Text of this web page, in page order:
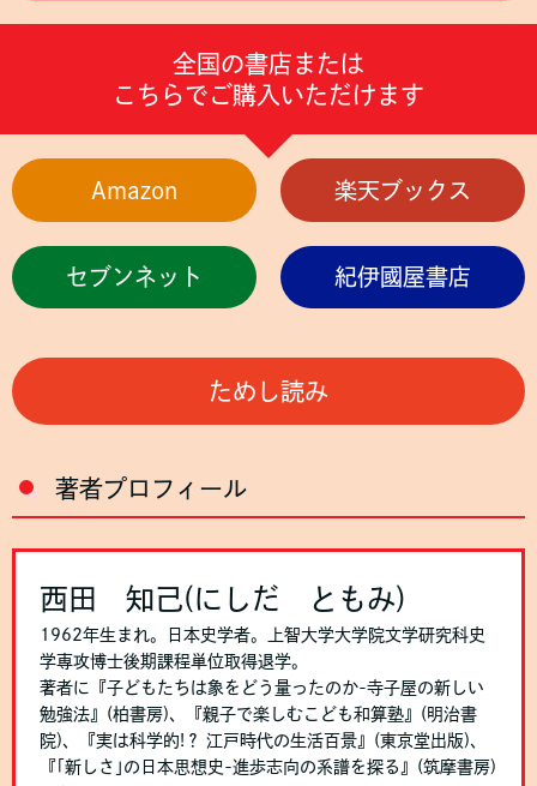
全国の書店または
こちらでご購入いただけます
Amazon 楽天ブックス
セブンネット 紀伊國屋書店
ためし読み
著者プロフィール
西田 知己(にしだ ともみ)
1962年生まれ。日本史学者。上智大学大学院文学研究科史
学専攻博士後期課程単位取得退学。
著者に『子どもたちは象をどう量ったのか-寺子屋の新しい
勉強法』(柏書房)、『親子で楽しむこども和算塾』(明治書
院)、『実は科学的!？ 江戸時代の生活百景』(東京堂出版)、
『｢新しさ｣の日本思想史-進歩志向の系譜を探る』(筑摩書房)